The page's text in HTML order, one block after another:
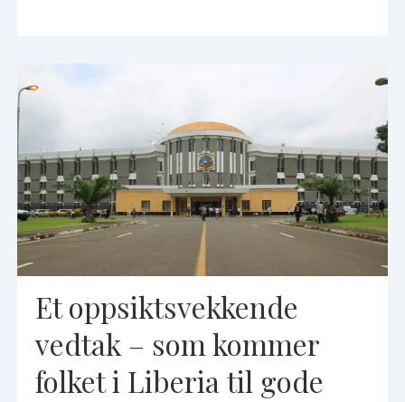
Et oppsiktsvekkende
vedtak – som kommer
folket i Liberia til gode